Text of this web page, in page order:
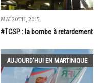
MAI 20TH, 2015
#TCSP : la bombe à retardement
AUJOURD'HUI EN MARTINIQUE